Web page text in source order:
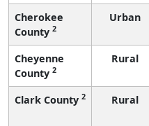
Cherokee
County 2
Urban
Cheyenne
County 2
Rural
Clark County 2 Rural